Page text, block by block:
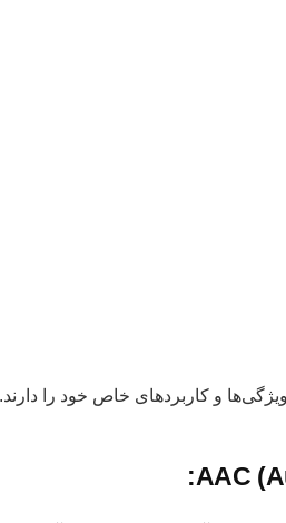
و کاربردهای خاص خود را دارند.